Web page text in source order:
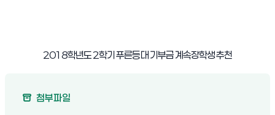
2018학년도2학기 푸른등대 기부금 계속장학생 추천
첨부파일